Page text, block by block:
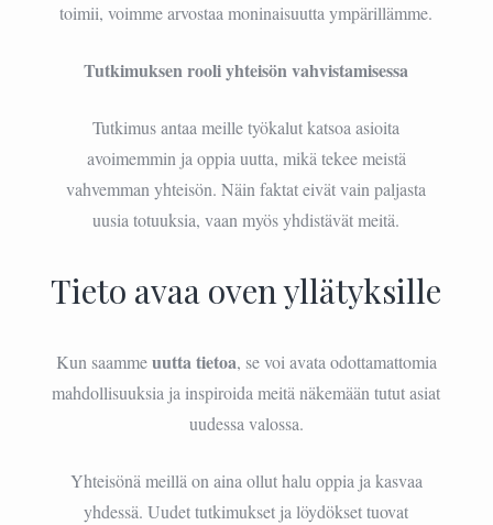
toimii, voimme arvostaa moninaisuutta ympärillämme.
Tutkimuksen rooli yhteisön vahvistamisessa
Tutkimus antaa meille työkalut katsoa asioita
avoimemmin ja oppia uutta, mikä tekee meistä
vahvemman yhteisön. Näin faktat eivät vain paljasta
uusia totuuksia, vaan myös yhdistävät meitä.
Tieto avaa oven yllätyksille
Kun saammeuutta tietoa, se voi avata odottamattomia
mahdollisuuksia ja inspiroida meitä näkemään tutut asiat
uudessa valossa.
Yhteisönä meillä on aina ollut halu oppia ja kasvaa
yhdessä. Uudet tutkimukset ja löydökset tuovat